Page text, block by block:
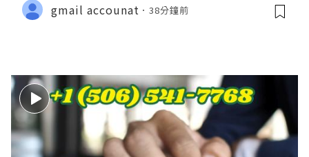
gmail accounat 38分鐘前